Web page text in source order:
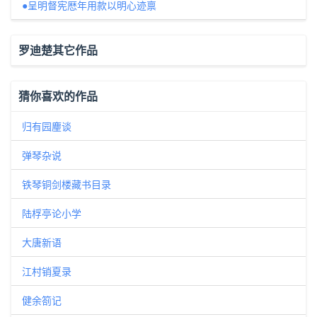
●呈明督宪厯年用款以明心迹禀
罗迪楚其它作品
猜你喜欢的作品
归有园麈谈
弹琴杂说
铁琴铜剑楼藏书目录
陆桴亭论小学
大唐新语
江村销夏录
健余箚记